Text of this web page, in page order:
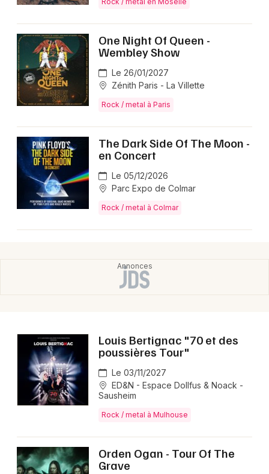
One Night Of Queen -
Wembley Show
Le 26/01/2027
Zénith Paris - La Villette
Rock / metal à Paris
The Dark Side Of The Moon -
en Concert
Le 05/12/2026
Parc Expo de Colmar
Rock / metal à Colmar
Louis Bertignac "70 et des
poussières Tour"
Le 03/11/2027
ED&N - Espace Dollfus & Noack -
Sausheim
Rock / metal à Mulhouse
Orden Ogan - Tour Of The
Grave